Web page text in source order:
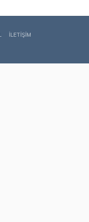
İLETIŞIM